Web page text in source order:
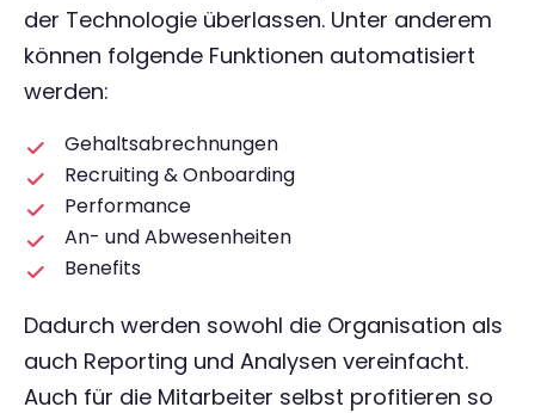
der Technologie überlassen. Unter anderem
können folgende Funktionen automatisiert
werden:
Gehaltsabrechnungen
Recruiting & Onboarding
Performance
An- und Abwesenheiten
Benefits
Dadurch werden sowohl die Organisation als
auch Reporting und Analysen vereinfacht.
Auch für die Mitarbeiter selbst profitieren so